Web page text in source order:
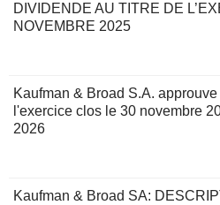
DIVIDENDE AU TITRE DE
NOVEMBRE 2025
Kaufman & Broad S.A.
l'exercice clos le 30 novembre
2026
Kaufman & Broad SA: